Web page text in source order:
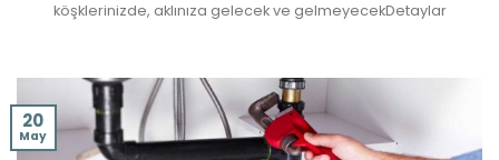
köşklerinizde, aklınıza gelecek ve gelmeyecekDetaylar
20
May